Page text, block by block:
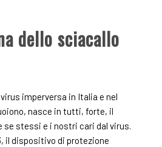
dello sciacallo
imperversa in Italia e nel
nasce in tutti, forte, il
se stessi e i nostri cari dal virus.
il dispositivo di protezione